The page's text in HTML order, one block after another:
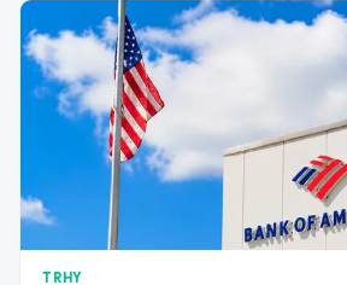
TRHY